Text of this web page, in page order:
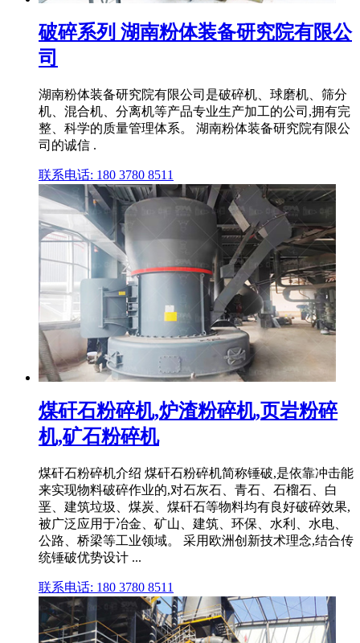
破碎系列 湖南粉体装备研究院有限公
司
湖南粉体装备研究院有限公司是破碎机、球磨机、筛分
机、混合机、分离机等产品专业生产加工的公司,拥有完
整、科学的质量管理体系。 湖南粉体装备研究院有限公
司的诚信 .
联系电话: 180 3780 8511
煤矸石粉碎机,炉渣粉碎机,页岩粉碎
机,矿石粉碎机
煤矸石粉碎机介绍 煤矸石粉碎机简称锤破,是依靠冲击能
来实现物料破碎作业的,对石灰石、青石、石榴石、白
垩、建筑垃圾、煤炭、煤矸石等物料均有良好破碎效果,
被广泛应用于冶金、矿山、建筑、环保、水利、水电、
公路、桥梁等工业领域。 采用欧洲创新技术理念,结合传
统锤破优势设计 ...
联系电话: 180 3780 8511